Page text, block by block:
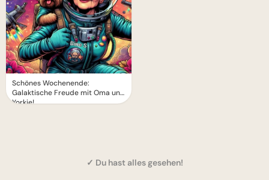
Schönes Wochenende:
Galaktische Freude mit Oma und
Yorkie!
✓ Du hast alles gesehen!